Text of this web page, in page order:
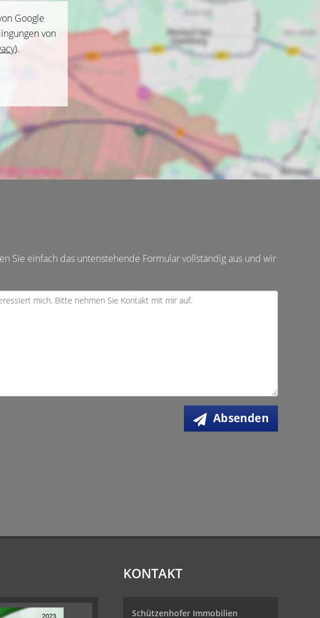
Google
von
).
Sie einfach das untenstehende Formular vollständig aus und wir
Absenden
KONTAKT
Schützenhofer Immobilien